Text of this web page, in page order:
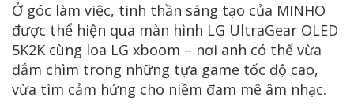
Ở góc làm việc, tinh thần sáng tạo của MINHO
được thể hiện qua màn hình LG UltraGear OLED
5K2K cùng loa LG xboom – nơi anh có thể vừa
đắm chìm trong những tựa game tốc độ cao,
vừa tìm cảm hứng cho niềm đam mê âm nhạc.